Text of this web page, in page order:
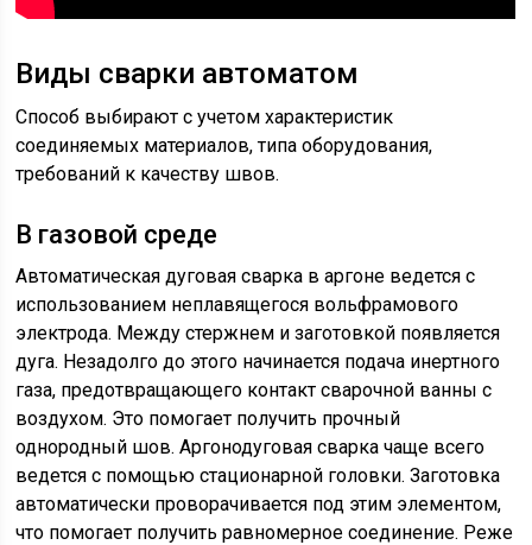
Виды сварки автоматом
Способ выбирают с учетом характеристик
соединяемых материалов, типа оборудования,
требований к качеству швов.
В газовой среде
Автоматическая дуговая сварка в аргоне ведется с
использованием неплавящегося вольфрамового
электрода. Между стержнем и заготовкой появляется
дуга. Незадолго до этого начинается подача инертного
газа, предотвращающего контакт сварочной ванны с
воздухом. Это помогает получить прочный
однородный шов. Аргонодуговая сварка чаще всего
ведется с помощью стационарной головки. Заготовка
автоматически проворачивается под этим элементом,
что помогает получить равномерное соединение. Реже